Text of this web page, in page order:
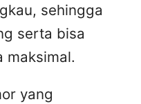
sehingga
serta bisa
maksimal.
yang